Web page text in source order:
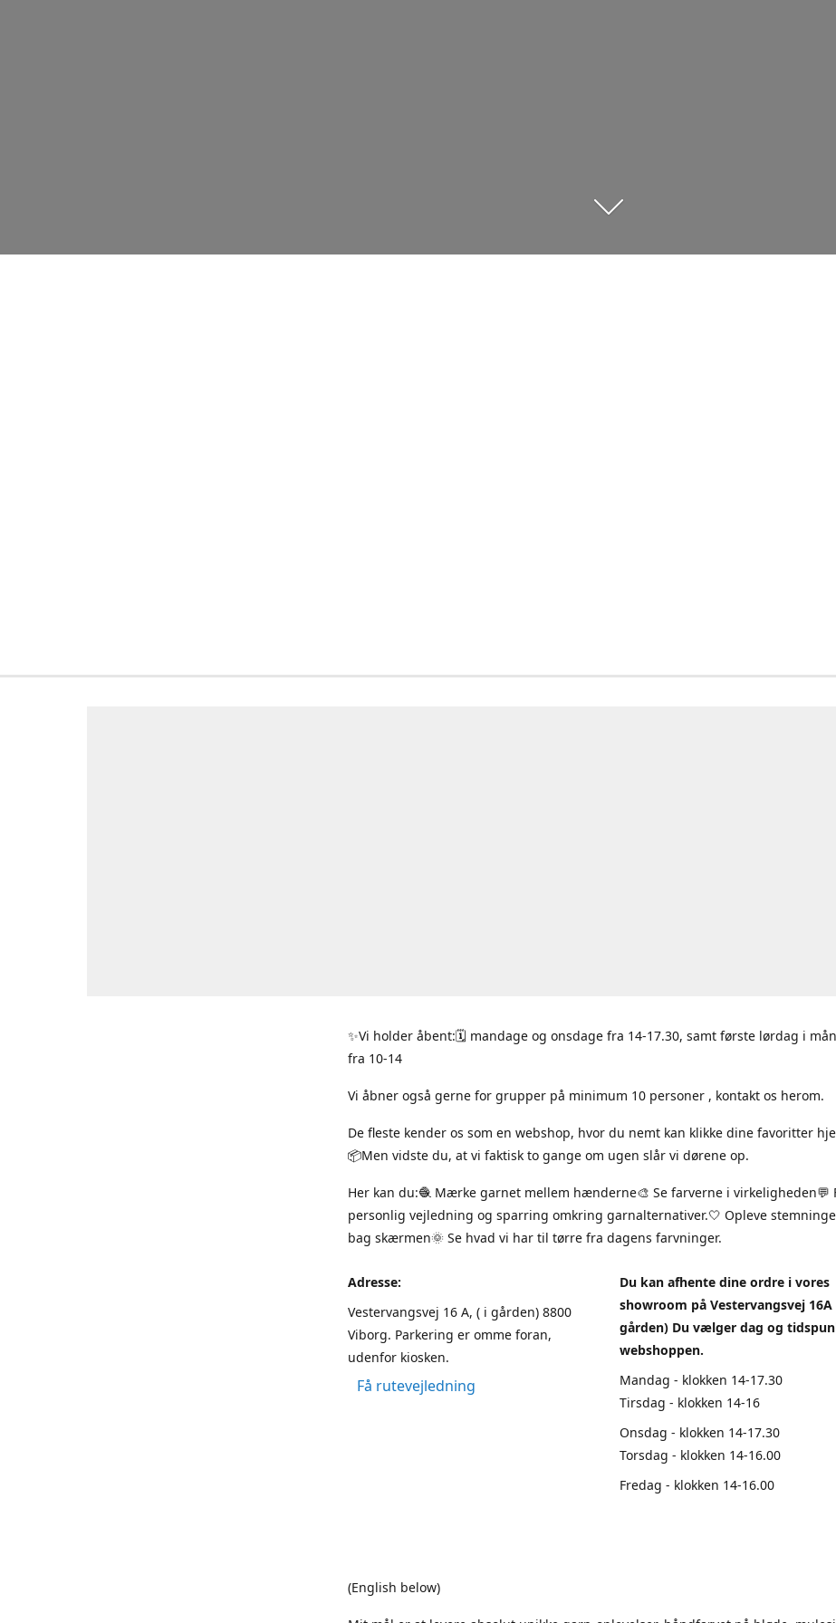
✨Vi holder åbent:🗓 mandage og onsdage fra 14-17.30, samt første lørdag i
fra 10-14
Vi åbner også gerne for grupper på minimum 10 personer , kontakt os herom.
De fleste kender os som en webshop, hvor du nemt kan klikke dine favoritter
📦Men vidste du, at vi faktisk to gange om ugen slår vi dørene op.
Her kan du:🧶 Mærke garnet mellem hænderne🎨 Se farverne i virkeligheden💬
personlig vejledning og sparring omkring garnalternativer.🤍 Opleve
bag skærmen🌞 Se hvad vi har til tørre fra dagens farvninger.
Adresse:
Vestervangsvej 16 A, ( i gården) 8800
Viborg. Parkering er omme foran,
udenfor kiosken.
Få rutevejledning
Du kan afhente dine ordre i vores
showroom på Vestervangsvej 16A
gården) Du vælger dag og
webshoppen.
Mandag - klokken 14-17.30
Tirsdag - klokken 14-16
Onsdag - klokken 14-17.30
Torsdag - klokken 14-16.00
Fredag - klokken 14-16.00
(English below)